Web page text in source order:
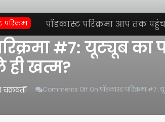
पॉडकास्ट परिक्रमा आप तक
परिक्रमा
#7: यूट्यूब का
ही खत्म?
Comments Off On पॉडकास्ट परिक्रमा #7: